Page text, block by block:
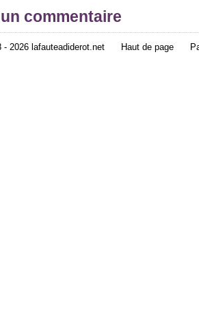
commentaire
2026 lafauteadiderot.net Haut de page